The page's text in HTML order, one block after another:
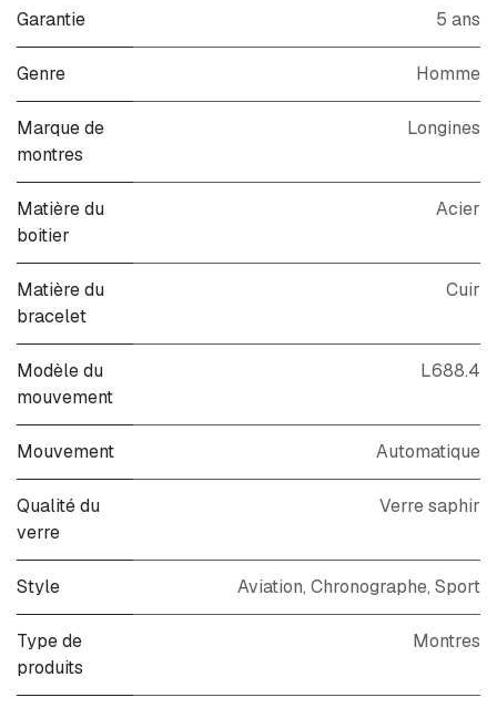
Garantie 5 ans
Genre Homme
Marque de
montres
Longines
Matière du
boitier
Acier
Matière du
bracelet
Cuir
Modèle du
mouvement
L688.4
Mouvement Automatique
Qualité du
verre
Verre saphir
Style Aviation, Chronographe, Sport
Type de
produits
Montres